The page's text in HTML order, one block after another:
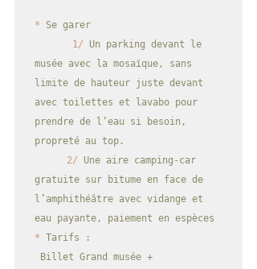
* Se garer
1/ Un parking devant le
musée avec la mosaïque, sans
limite de hauteur juste devant
avec toilettes et lavabo pour
prendre de l’eau si besoin,
	2/
Une aire camping-car
gratuite sur bitume en face de
l’amphithéâtre avec vidange et
* Tarifs :